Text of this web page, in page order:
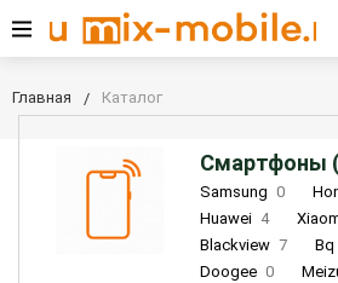
Главная Каталог
Смартфоны
Samsung 0
Huawei 4
Blackview 7 Bq
Doogee 0